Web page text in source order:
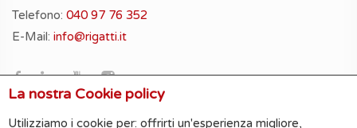
La nostra Cookie policy
Utilizziamo i cookie per: offrirti un'esperienza migliore,
Telefono: 040 97 76 352
E-Mail: info@rigatti.it